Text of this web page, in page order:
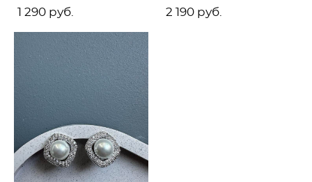
1 290 pуб.
2 190 pуб.